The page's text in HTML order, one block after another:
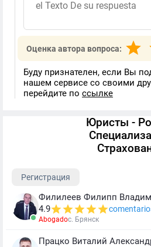
Оценка автора вопроса:
Буду признателен, если Вы
нашем сервисе со своими
перейдите по ссылке
Юристы -
Регистрация
Филилеев Филипп
4.9
Abogadoc. Брянск
Працко Виталий